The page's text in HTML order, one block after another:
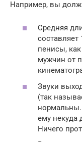
Например, вы
Средняя
составляет
пенисы,
мужчин от
Звуки
(так
нормальны.
ему некуда
Ничего